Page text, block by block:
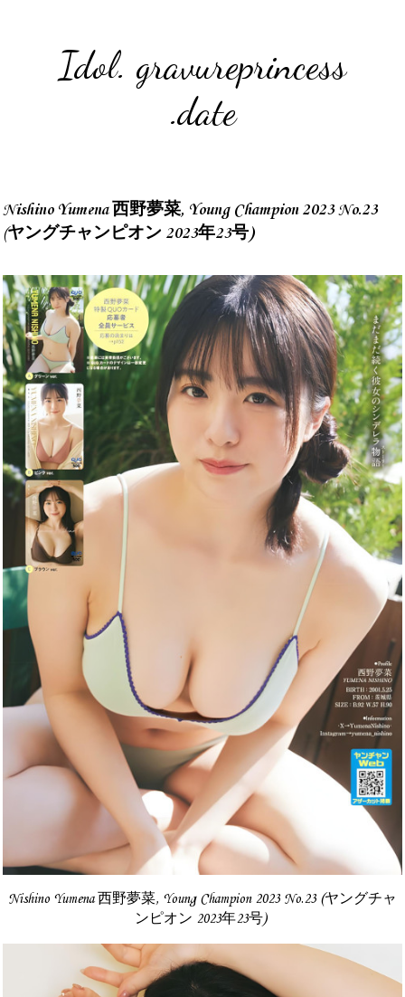
Idol. gravureprincess
.date
Nishino Yumena 西野夢菜, Young Champion 2023 No.23
(ヤングチャンピオン 2023年23号)
Nishino Yumena 西野夢菜, Young Champion 2023 No.23 (ヤングチャ
ンピオン 2023年23号)